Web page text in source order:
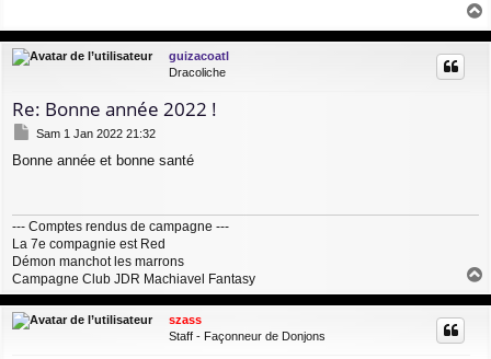
g
e
u
guizacoatl
Dracoliche
Re: Bonne année 2022 !
M
s
g
e
Sam 1 Jan 2022 21:32
Bonne année et bonne santé
--- Comptes rendus de campagne ---
La 7e compagnie est Red
Démon manchot les marrons
Campagne Club JDR Machiavel Fantasy
a
u
szass
Staff - Façonneur de Donjons